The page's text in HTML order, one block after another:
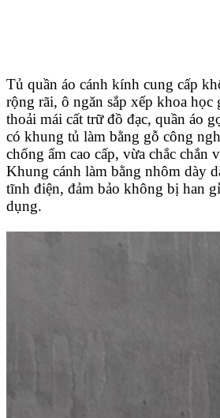
Tủ quần áo cánh kính cung cấp
rộng rãi, ô ngăn sắp xếp khoa
thoải mái cất trữ đồ đạc, quần áo
có khung tủ làm bằng gỗ công
chống ẩm cao cấp, vừa chắc chắn
Khung cánh làm bằng nhôm dày
tĩnh điện, đảm bảo không bị han
dụng.